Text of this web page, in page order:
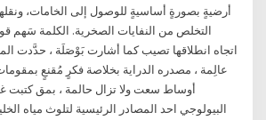
أرضيةٍ بصورةٍ أساسيةٍ للوصول إلى الخامات،
التخلص من النفايات الصخرية. الكلمة سَهم
اتجاه انطلاقها تصيب كما أشارت بَوْصَلَة ، حدَّدت
عالِمة ، مصدره الدراية بخلاصة فكرٍ مُقنعٍ
أوساط سعت ولا تزال حالمة ، بمق كتبت
البيولوجي احد المصادر الرئيسية لتلوث مياه